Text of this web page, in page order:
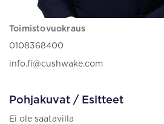
Toimistovuokraus
0108368400
info.fi@cushwake.com
Pohjakuvat / Esitteet
Ei ole saatavilla